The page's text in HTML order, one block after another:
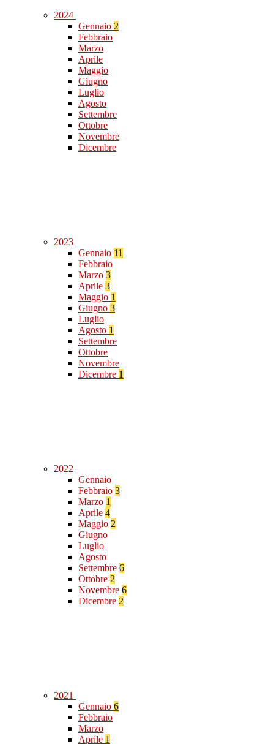
2024
Gennaio 2
Febbraio
Marzo
Aprile
Maggio
Giugno
Luglio
Agosto
Settembre
Ottobre
Novembre
Dicembre
2023
Gennaio 11
Febbraio
Marzo 3
Aprile 3
Maggio 1
Giugno 3
Luglio
Agosto 1
Settembre
Ottobre
Novembre
Dicembre 1
2022
Gennaio
Febbraio 3
Marzo 1
Aprile 4
Maggio 2
Giugno
Luglio
Agosto
Settembre 6
Ottobre 2
Novembre 6
Dicembre 2
2021
Gennaio 6
Febbraio
Marzo
Aprile 1